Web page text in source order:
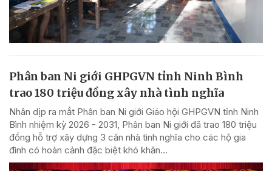
Phân ban Ni giới GHPGVN tỉnh Ninh Bình
trao 180 triệu đồng xây nhà tình nghĩa
Nhân dịp ra mắt Phân ban Ni giới Giáo hội GHPGVN tỉnh Ninh
Bình nhiệm kỳ 2026 - 2031, Phân ban Ni giới đã trao 180 triệu
đồng hỗ trợ xây dựng 3 căn nhà tình nghĩa cho các hộ gia
đình có hoàn cảnh đặc biệt khó khăn...